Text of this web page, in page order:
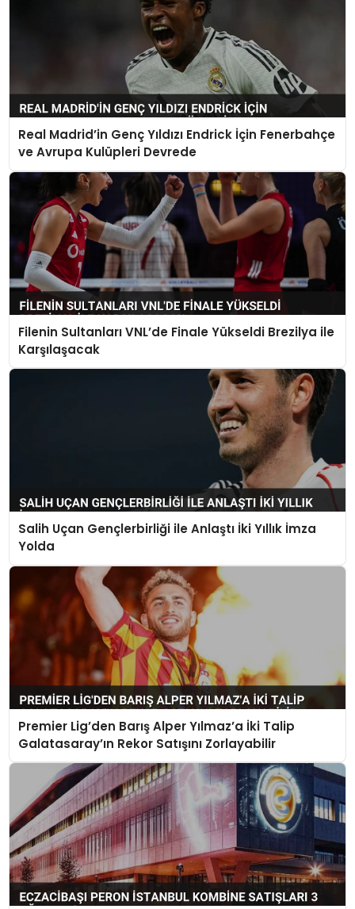
Real Madrid’in Genç Yıldızı Endrick İçin Fenerbahçe
ve Avrupa Kulüpleri Devrede
Filenin Sultanları VNL’de Finale Yükseldi Brezilya ile
Karşılaşacak
Salih Uçan Gençlerbirliği ile Anlaştı İki Yıllık İmza
Yolda
Premier Lig’den Barış Alper Yılmaz’a İki Talip
Galatasaray’ın Rekor Satışını Zorlayabilir